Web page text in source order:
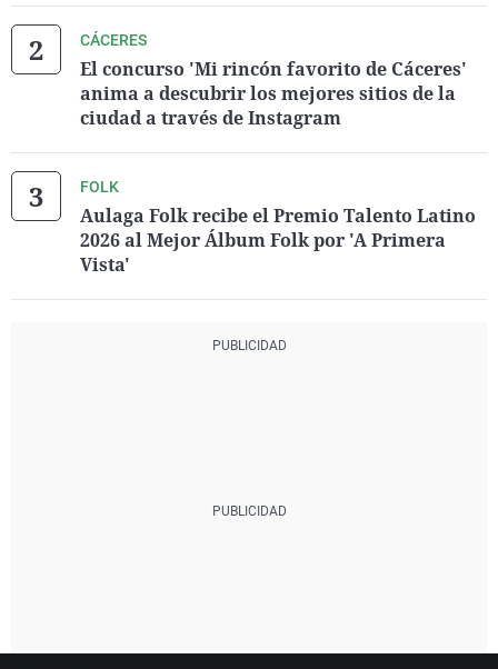
CÁCERES
El concurso 'Mi rincón favorito de Cáceres'
anima a descubrir los mejores sitios de la
ciudad a través de Instagram
FOLK
Aulaga Folk recibe el Premio Talento Latino
2026 al Mejor Álbum Folk por 'A Primera
Vista'